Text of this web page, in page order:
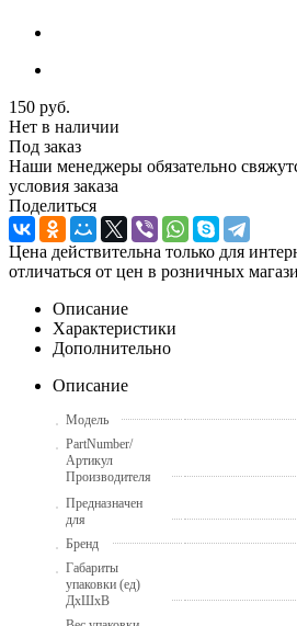
150 руб.
Нет в наличии
Под заказ
Наши менеджеры обязательно
условия заказа
Поделиться
Цена действительна только для
отличаться от цен в розничных
Описание
Характеристики
Дополнительно
Описание
Модель
PartNumber/
Артикул
Производителя
Предназначен
для
Бренд
Габариты
упаковки (ед)
ДхШхВ